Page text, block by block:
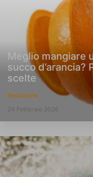
Meglio mangiare
succo
scelte
Redazione